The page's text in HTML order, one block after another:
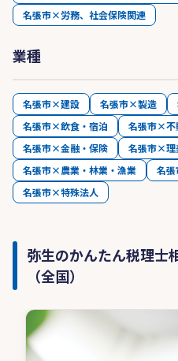
【その他】
の依頼も受け付けており
名張市×労務、社会保険関連
業種
名張市×建設 名張市×製造
名張市×飲食・宿泊
名張市×不
名張市×金融・保険
名張市×理
名張市×農業・林業・漁業
名
名張市×特殊法人
弥生のかんたん税理
（全国）